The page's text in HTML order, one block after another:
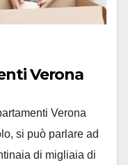
Verona
Verona
si può parlare ad
di migliaia di